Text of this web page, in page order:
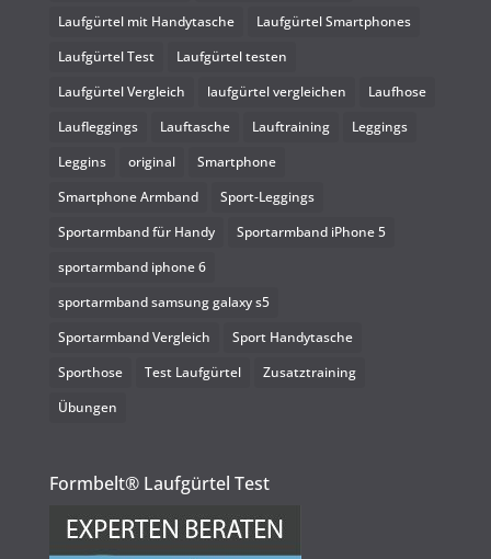
Laufgürtel mit Handytasche
Laufgürtel Smartphones
Laufgürtel Test
Laufgürtel testen
Laufgürtel Vergleich
laufgürtel vergleichen
Laufhose
Laufleggings
Lauftasche Lauftraining
Leggings
Leggins
original
Smartphone
Smartphone Armband
Sport-Leggings
Sportarmband für Handy
Sportarmband iPhone 5
sportarmband iphone 6
sportarmband samsung galaxy s5
Sportarmband Vergleich
Sport Handytasche
Sporthose
Test Laufgürtel
Zusatztraining
Übungen
Formbelt® Laufgürtel Test